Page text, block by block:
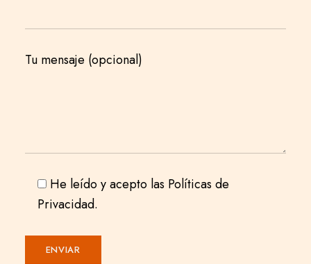
Tu mensaje (opcional)
He leído y acepto las Políticas de
Privacidad.